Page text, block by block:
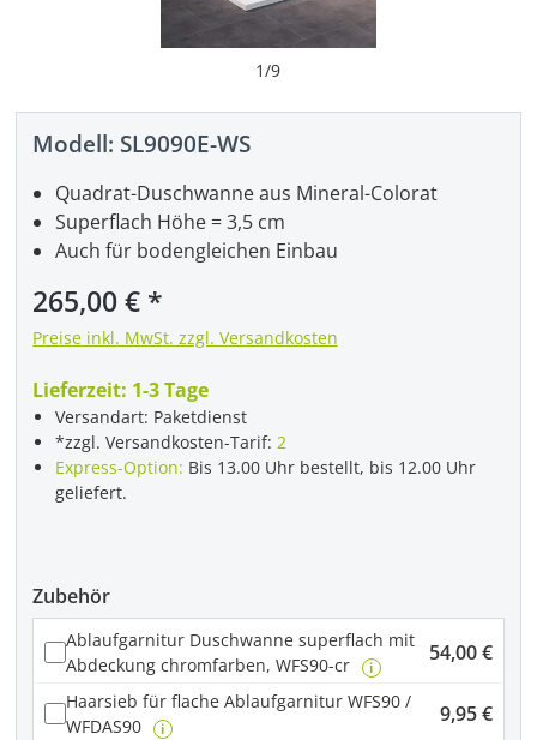
1/9
Modell: SL9090E-WS
Regulärer Preis:
265,00 €
Preise inkl. MwSt. zzgl. Versandkosten
Lieferzeit: 1-3 Tage
Versandart: Paketdienst
*zzgl. Versandkosten-Tarif:2
Express-Option: Bis 13.00 Uhr bestellt, bis 12.00 Uhr
geliefert.
Quadrat-Duschwanne aus Mineral-Colorat
Superflach Höhe = 3,5 cm
Auch für bodengleichen Einbau
Zubehör
Ablaufgarnitur Duschwanne superflach mit
Abdeckung chromfarben, WFS90-cr
i
54,00 €
Haarsieb für flache Ablaufgarnitur WFS90 /
WFDAS90
i
9,95 €